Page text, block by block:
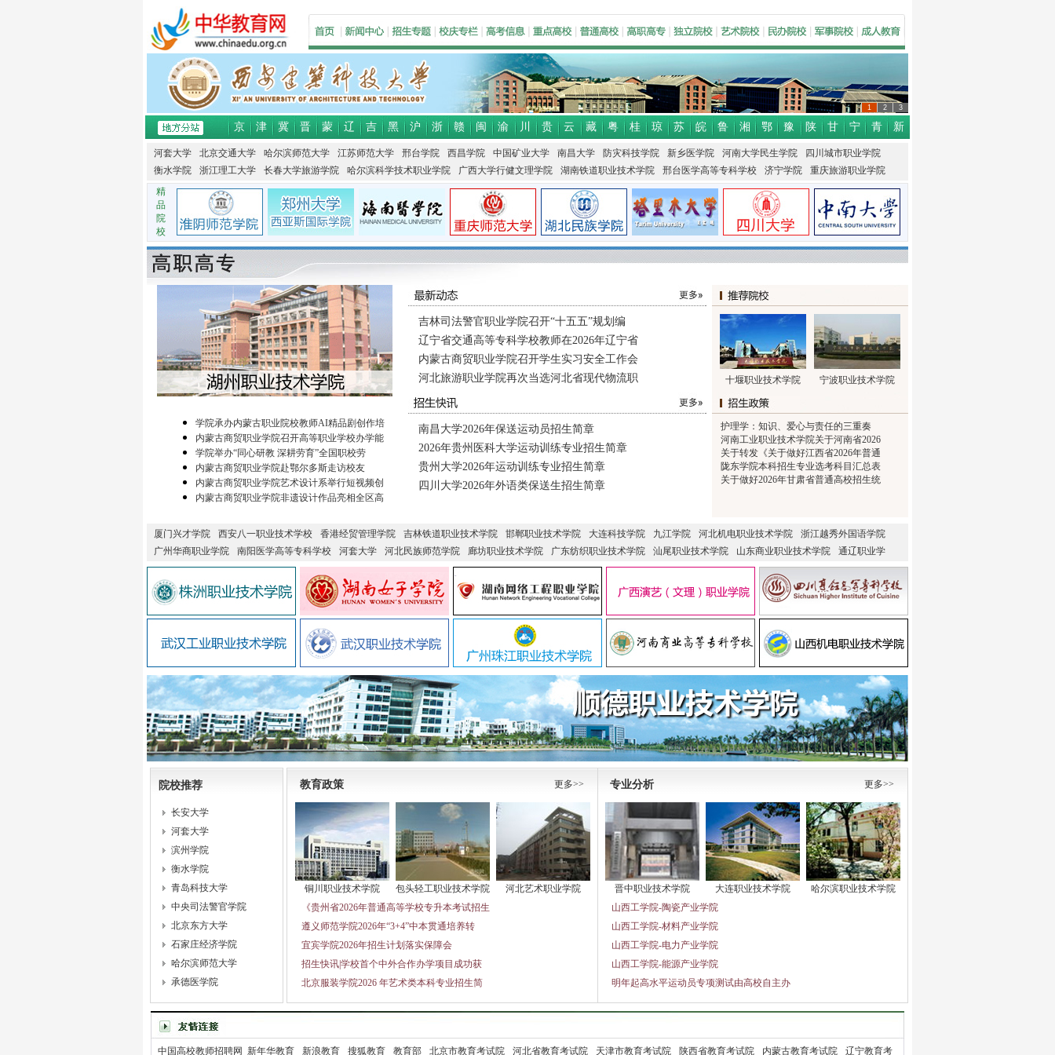
1 2 3
京 津 冀 晋 蒙 辽 吉 黑 沪 浙 赣 闽 渝 川 贵 云 藏 粤 桂 琼 苏 皖 鲁 湘 鄂 豫 陕 甘 宁 青 新
河套大学 北京交通大学 哈尔滨师范大学 江苏师范大学 邢台学院 西昌学院 中国矿业大学 南昌大学 防灾科技学院 新乡医学院 河南大学民生学院
四川城市职业学院
衡水学院
浙江理工大学 长春大学旅游学院 哈尔滨科学技术职业学院 广西大学行健文理学院 湖南铁道职业技术学院 邢台医学高等专科学校 济宁学院
重庆旅游职业学院
精
品
院
校
学院承办内蒙古职业院校教师AI精品剧创作培
内蒙古商贸职业学院召开高等职业学校办学能
学院举办“同心研教 深耕劳育”全国职校劳
内蒙古商贸职业学院赴鄂尔多斯走访校友
内蒙古商贸职业学院艺术设计系举行短视频创
内蒙古商贸职业学院非遗设计作品亮相全区高
吉林司法警官职业学院召开“十五五”规划编
辽宁省交通高等专科学校教师在2026年辽宁省
内蒙古商贸职业学院召开学生实习安全工作会
河北旅游职业学院再次当选河北省现代物流职
南昌大学2026年保送运动员招生简章
2026年贵州医科大学运动训练专业招生简章
贵州大学2026年运动训练专业招生简章
四川大学2026年外语类保送生招生简章
十堰职业技术学院 宁波职业技术学院
护理学：知识、爱心与责任的三重奏
河南工业职业技术学院关于河南省2026
关于转发《关于做好江西省2026年普通
陇东学院本科招生专业选考科目汇总表
关于做好2026年甘肃省普通高校招生统
厦门兴才学院 西安八一职业技术学校 香港经贸管理学院 吉林铁道职业技术学院 邯郸职业技术学院 大连科技学院 九江学院 河北机电职业技术学院
浙江越秀外国语学院
广州华商职业学院
南阳医学高等专科学校 河套大学 河北民族师范学院 廊坊职业技术学院 广东纺织职业技术学院 汕尾职业技术学院 山东商业职业技术学院 通辽职业学
院校推荐
长安大学
河套大学
滨州学院
衡水学院
青岛科技大学
中央司法警官学院
北京东方大学
石家庄经济学院
哈尔滨师范大学
承德医学院
教育政策 更多>> 专业分析 更多>>
铜川职业技术学院 包头轻工职业技术学院 河北艺术职业学院 晋中职业技术学院 大连职业技术学院
哈尔滨职业技术学院
《贵州省2026年普通高等学校专升本考试招生
遵义师范学院2026年“3+4”中本贯通培养转
宜宾学院2026年招生计划落实保障会
招生快讯|学校首个中外合作办学项目成功获
北京服装学院2026 年艺术类本科专业招生简
山西工学院-陶瓷产业学院
山西工学院-材料产业学院
山西工学院-电力产业学院
山西工学院-能源产业学院
明年起高水平运动员专项测试由高校自主办
中国高校教师招聘网 新年华教育 新浪教育 搜狐教育 教育部 北京市教育考试院 河北省教育考试院 天津市教育考试院 陕西省教育考试院 内蒙古教育考试院 辽宁教育考